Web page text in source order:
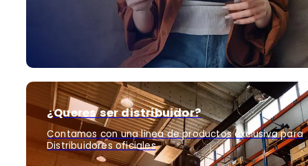
¿Queres ser distribuidor?
Contamos con una linea de productos exclusiva para
Distribuidores oficiales